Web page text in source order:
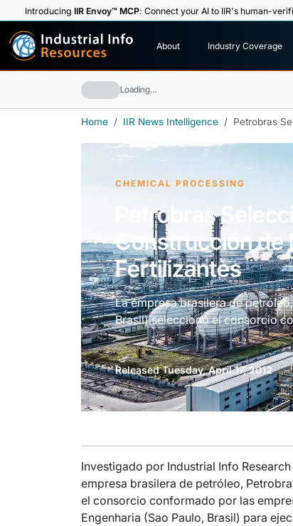
IntroducingIIR Envoy™ MCP: Connect your AI to IIR's human-
Industrial Info
Resources About Industry Coverage
Loading…
Home IIR News Intelligence Petrobras
CHEMICAL PROCESSING
Petrobras
Construcción de
Fertilizantes
La empresa brasilera de
Brasil) seleccionó el consorcio
Released Tuesday, April 17, 2012
Investigado por Industrial Info
empresa brasilera de petróleo,
el consorcio conformado por las
Engenharia (Sao Paulo, Brasil) para